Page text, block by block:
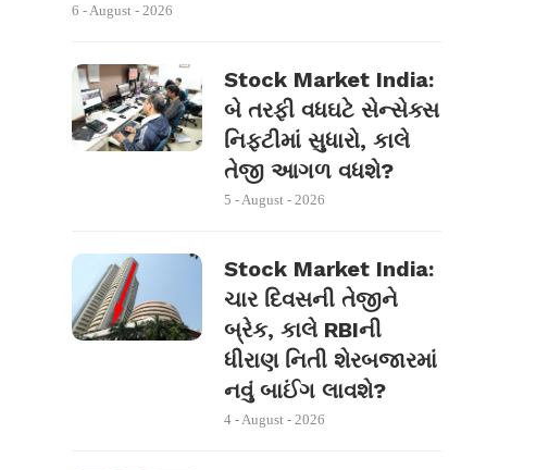
6 - August - 2026
Stock Market India:
બે તરફી વધઘટે સેન્સેક્સ
નિફ્ટીમાં સુધારો, કાલે
તેજી આગળ વધશે?
5 - August - 2026
Stock Market India:
ચાર દિવસની તેજીને
બ્રેક, કાલે RBIની
ધીરાણ નિતી શેરબજારમાં
નવું બાઈંગ લાવશે?
4 - August - 2026